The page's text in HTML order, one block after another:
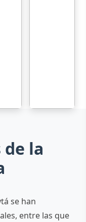
de la
se han
entre las que